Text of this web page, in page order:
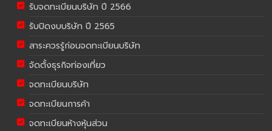
รับจดทะเบียนบริษัท ปี 2566
รับปิดงบบริษัท ปี 2565
สาระควรรู้ก่อนจดทะเบียนบริษัท
จัดตั้งธุรกิจท่องเที่ยว
จดทะเบียนบริษัท
จดทะเบียนการค้า
จดทะเบียนห้างหุ้นส่วน